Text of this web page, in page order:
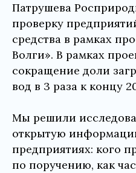
Патрушева
проверку
средства в рамках
Волги». В рамках
сокращение доли
вод в 3 раза к концу
Мы решили
открытую
предприятиях: кого
по поручению, как